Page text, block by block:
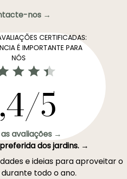
nos →
CERTIFICADAS:
É IMPORTANTE PARA
NÓS
5
avaliações →
dos jardins. →
e ideias para aproveitar o
todo o ano.